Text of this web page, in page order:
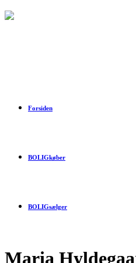
Forsiden
BOLIGkøber
BOLIGsælger
Maria